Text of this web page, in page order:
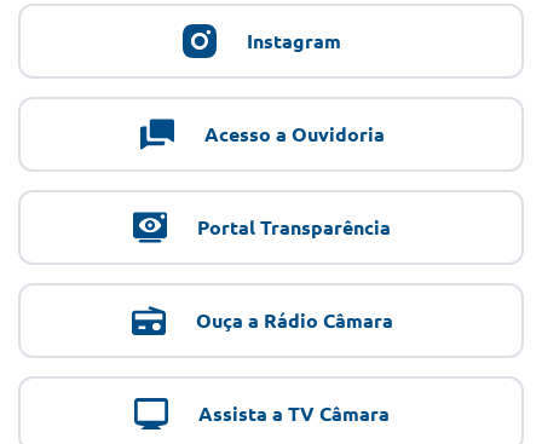
Instagram
Acesso a Ouvidoria
Portal Transparência
Ouça a Rádio Câmara
Assista a TV Câmara